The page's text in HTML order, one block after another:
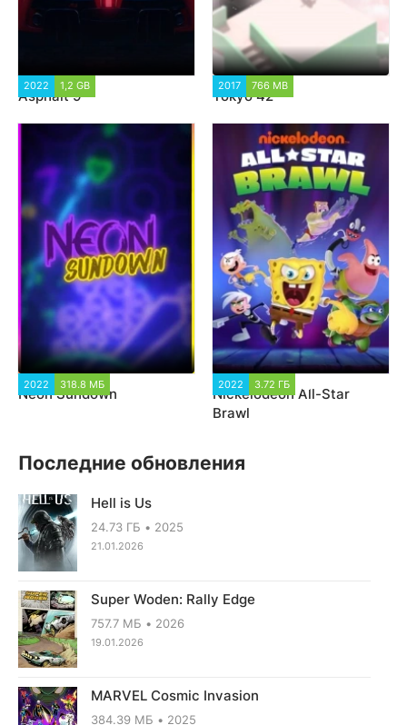
2022 1,2 GB
Asphalt 9
2017 766 MB
Tokyo 42
2022 318.8 МБ
Neon Sundown
2022 3.72 ГБ
Nickelodeon All-Star
Brawl
Последние обновления
Hell is Us
24.73 ГБ 2025
21.01.2026
Super Woden: Rally Edge
757.7 МБ 2026
19.01.2026
MARVEL Cosmic Invasion
384.39 МБ 2025